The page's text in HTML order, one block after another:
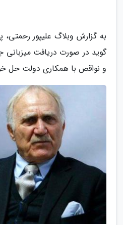
به گزارش وبلاگ علیپور
گوید در صورت دریافت
و نواقص با همکاری دولت حل